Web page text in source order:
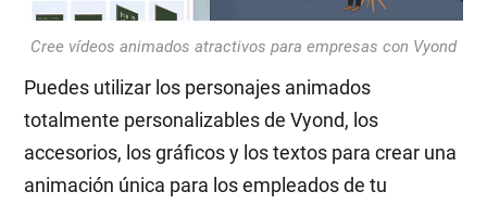
Cree vídeos animados atractivos para empresas con Vyond
Puedes utilizar los personajes animados
totalmente personalizables de Vyond, los
accesorios, los gráficos y los textos para crear una
animación única para los empleados de tu